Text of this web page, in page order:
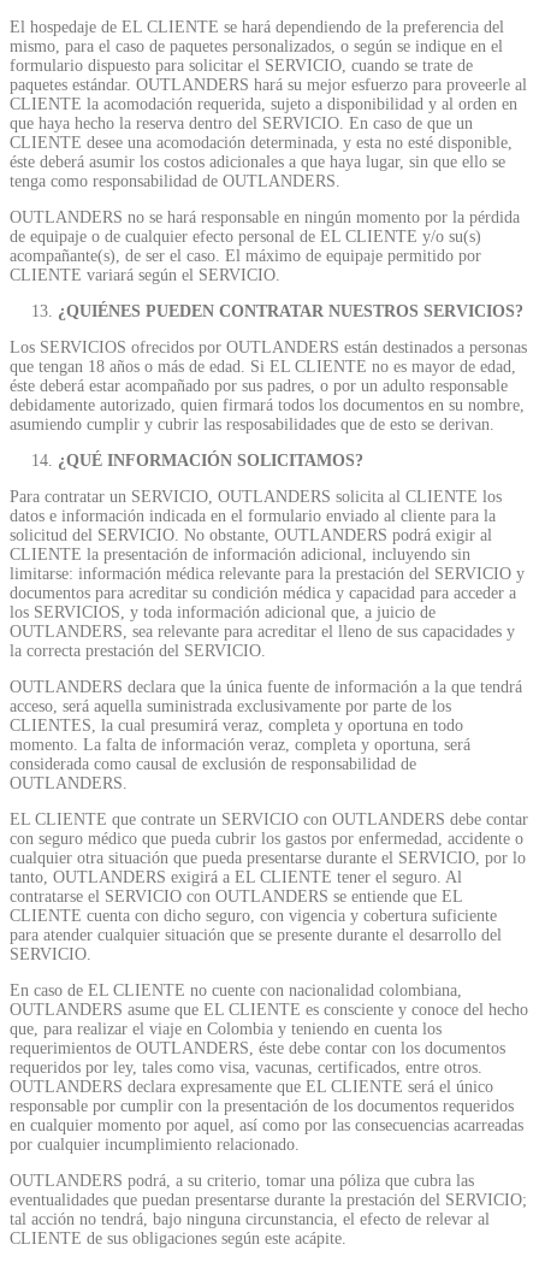
El hospedaje de EL CLIENTE se hará dependiendo de la preferencia del
mismo, para el caso de paquetes personalizados, o según se indique en el
formulario dispuesto para solicitar el SERVICIO, cuando se trate de
paquetes estándar. OUTLANDERS hará su mejor esfuerzo para proveerle al
CLIENTE la acomodación requerida, sujeto a disponibilidad y al orden en
que haya hecho la reserva dentro del SERVICIO. En caso de que un
CLIENTE desee una acomodación determinada, y esta no esté disponible,
éste deberá asumir los costos adicionales a que haya lugar, sin que ello se
tenga como responsabilidad de OUTLANDERS.
OUTLANDERS no se hará responsable en ningún momento por la pérdida
de equipaje o de cualquier efecto personal de EL CLIENTE y/o su(s)
acompañante(s), de ser el caso. El máximo de equipaje permitido por
CLIENTE variará según el SERVICIO.
¿QUIÉNES PUEDEN CONTRATAR NUESTROS SERVICIOS?
Los SERVICIOS ofrecidos por OUTLANDERS están destinados a personas
que tengan 18 años o más de edad. Si EL CLIENTE no es mayor de edad,
éste deberá estar acompañado por sus padres, o por un adulto responsable
debidamente autorizado, quien firmará todos los documentos en su nombre,
asumiendo cumplir y cubrir las resposabilidades que de esto se derivan.
¿QUÉ INFORMACIÓN SOLICITAMOS?
Para contratar un SERVICIO, OUTLANDERS solicita al CLIENTE los
datos e información indicada en el formulario enviado al cliente para la
solicitud del SERVICIO. No obstante, OUTLANDERS podrá exigir al
CLIENTE la presentación de información adicional, incluyendo sin
limitarse: información médica relevante para la prestación del SERVICIO y
documentos para acreditar su condición médica y capacidad para acceder a
los SERVICIOS, y toda información adicional que, a juicio de
OUTLANDERS, sea relevante para acreditar el lleno de sus capacidades y
la correcta prestación del SERVICIO.
OUTLANDERS declara que la única fuente de información a la que tendrá
acceso, será aquella suministrada exclusivamente por parte de los
CLIENTES, la cual presumirá veraz, completa y oportuna en todo
momento. La falta de información veraz, completa y oportuna, será
considerada como causal de exclusión de responsabilidad de
OUTLANDERS.
EL CLIENTE que contrate un SERVICIO con OUTLANDERS debe contar
con seguro médico que pueda cubrir los gastos por enfermedad, accidente o
cualquier otra situación que pueda presentarse durante el SERVICIO, por lo
tanto, OUTLANDERS exigirá a EL CLIENTE tener el seguro. Al
contratarse el SERVICIO con OUTLANDERS se entiende que EL
CLIENTE cuenta con dicho seguro, con vigencia y cobertura suficiente
para atender cualquier situación que se presente durante el desarrollo del
SERVICIO.
En caso de EL CLIENTE no cuente con nacionalidad colombiana,
OUTLANDERS asume que EL CLIENTE es consciente y conoce del hecho
que, para realizar el viaje en Colombia y teniendo en cuenta los
requerimientos de OUTLANDERS, éste debe contar con los documentos
requeridos por ley, tales como visa, vacunas, certificados, entre otros.
OUTLANDERS declara expresamente que EL CLIENTE será el único
responsable por cumplir con la presentación de los documentos requeridos
en cualquier momento por aquel, así como por las consecuencias acarreadas
por cualquier incumplimiento relacionado.
OUTLANDERS podrá, a su criterio, tomar una póliza que cubra las
eventualidades que puedan presentarse durante la prestación del SERVICIO;
tal acción no tendrá, bajo ninguna circunstancia, el efecto de relevar al
CLIENTE de sus obligaciones según este acápite.